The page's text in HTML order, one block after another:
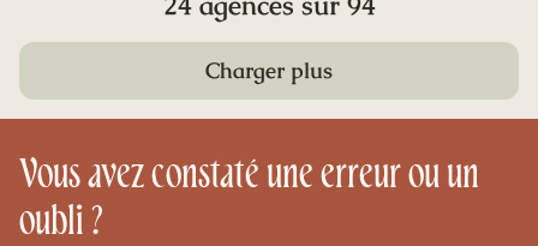
Charger plus
Vous avez constaté une erreur ou un
oubli ?